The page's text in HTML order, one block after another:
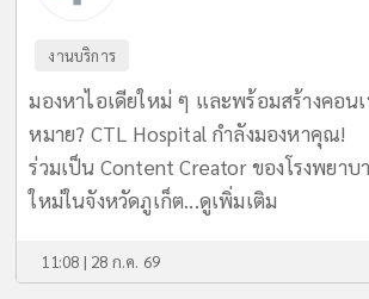
งานบริการ
มองหาไอเดียใหม่ ๆ และพร้อมสร้างคอน
หมาย? CTL Hospital กำลังมองหาคุณ!
ร่วมเป็น Content Creator ของโรงพยา
ใหม่ในจังหวัดภูเก็ต...ดูเพิ่มเติม
11:08 | 28 ก.ค. 69